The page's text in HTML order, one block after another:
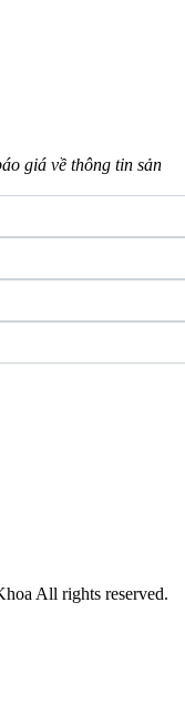
giá về thông tin sản
All rights reserved.